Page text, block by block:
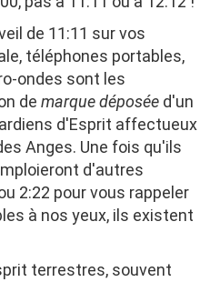
de 11:11 sur vos
téléphones portables,
ondes sont les
de marque déposée d'un
d'Esprit affectueux
Anges. Une fois qu'ils
d'autres
2:22 pour vous rappeler
à nos yeux, ils existent
terrestres, souvent